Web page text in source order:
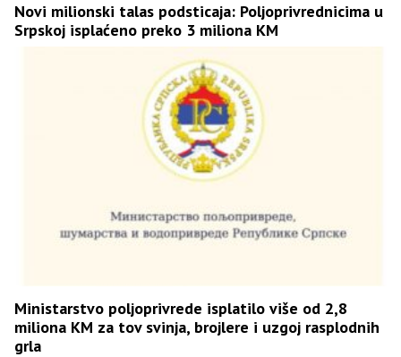
Novi milionski talas podsticaja: Poljoprivrednicima u
Srpskoj isplaćeno preko 3 miliona KM
Ministarstvo poljoprivrede isplatilo više od 2,8
miliona KM za tov svinja, brojlere i uzgoj rasplodnih
grla